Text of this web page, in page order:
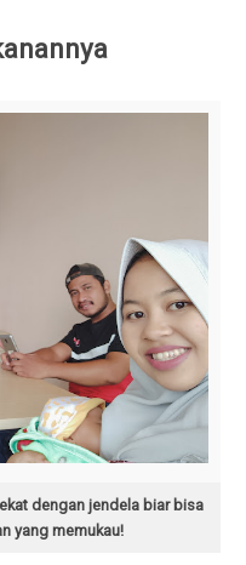
dengan jendela biar bisa
yang memukau!